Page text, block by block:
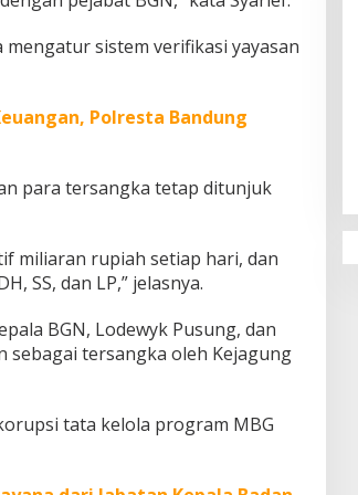
sistem verifikasi yayasan
Polresta Bandung
para tersangka tetap ditunjuk
miliaran rupiah setiap hari, dan
SS, dan LP,” jelasnya.
BGN, Lodewyk Pusung, dan
sebagai tersangka oleh Kejagung
tata kelola program MBG
Penguatan Pendidikan Agama dan
Mempelajarinya